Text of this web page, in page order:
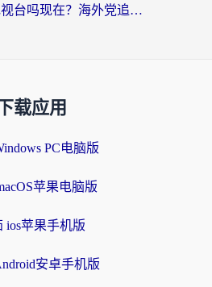
国外能看中央电视台吗现在？海外党追剧看央视的实用指南
下载应用
PC电脑版
苹果电脑版
ios苹果手机版
安卓手机版